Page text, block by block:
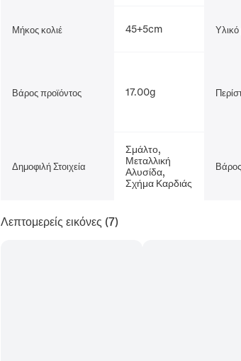
Μήκος κολιέ 45+5cm Υλικό
Βάρος προϊόντος 17.00g
Δημοφιλή Στοιχεία
Σμάλτο,
Μεταλλική
Αλυσίδα,
Σχήμα Καρδιάς
Βάρος
Λεπτομερείς εικόνες (7)